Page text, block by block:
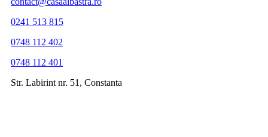
0241 513 815
0748 112 402
0748 112 401
Str. Labirint nr. 51, Constanta